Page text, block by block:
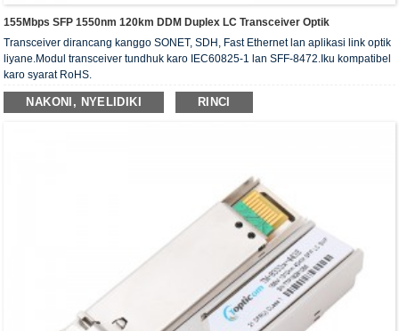
155Mbps SFP 1550nm 120km DDM Duplex LC Transceiver Optik
Transceiver dirancang kanggo SONET, SDH, Fast Ethernet lan aplikasi link optik
liyane.Modul transceiver tundhuk karo IEC60825-1 lan SFF-8472.Iku kompatibel
karo syarat RoHS.
NAKONI, NYELIDIKI RINCI